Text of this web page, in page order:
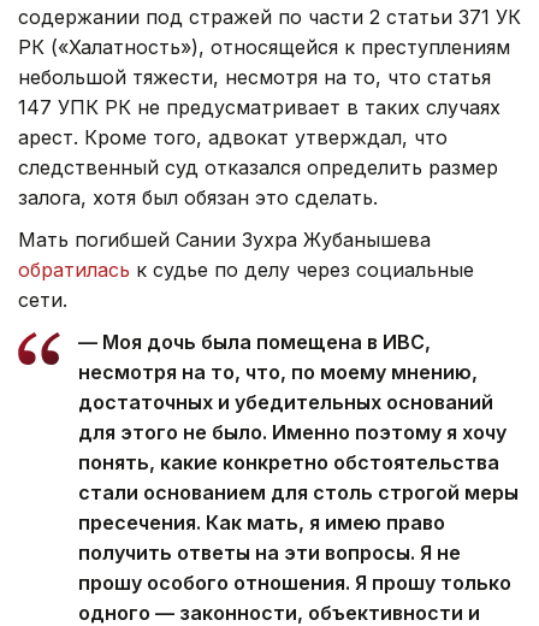
содержании под стражей по части 2 статьи 371 УК
РК («Халатность»), относящейся к преступлениям
небольшой тяжести, несмотря на то, что статья
147 УПК РК не предусматривает в таких случаях
арест. Кроме того, адвокат утверждал, что
следственный суд отказался определить размер
залога, хотя был обязан это сделать.
Мать погибшей Сании Зухра Жубанышева
обратилась к судье по делу через социальные
сети.
— Моя дочь была помещена в ИВС,
несмотря на то, что, по моему мнению,
достаточных и убедительных оснований
для этого не было. Именно поэтому я хочу
понять, какие конкретно обстоятельства
стали основанием для столь строгой меры
пресечения. Как мать, я имею право
получить ответы на эти вопросы. Я не
прошу особого отношения. Я прошу только
одного — законности, объективности и